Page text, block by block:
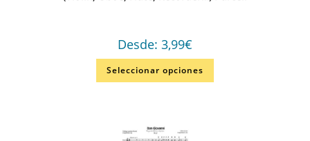
Desde: 3,99€
Seleccionar opciones